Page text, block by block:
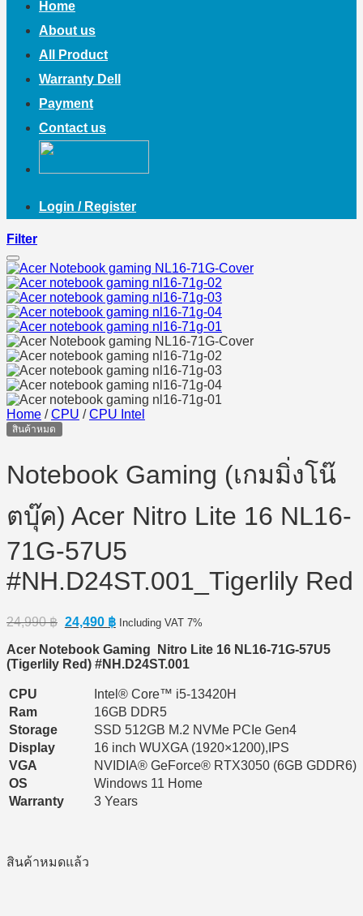
Home
About us
All Product
Warranty Dell
Payment
Contact us
Login / Register
Filter
Home / CPU / CPU Intel
สินค้าหมด
Notebook Gaming (เกมมิ่งโน๊
ตบุ๊ค) Acer Nitro Lite 16 NL16-
71G-57U5
#NH.D24ST.001_Tigerlily Red
24,990฿ Original
was:
24,990 ฿.
24,490 ฿Current
is:
24,490 ฿.
Including VAT 7%
Acer Notebook Gaming Nitro Lite 16 NL16-71G-57U5
(Tigerlily Red) #NH.D24ST.001
CPU
Intel® Core™ i5-13420H
Ram
16GB DDR5
Storage
SSD 512GB M.2 NVMe PCIe Gen4
Display
16 inch WUXGA (1920×1200),IPS
VGA
NVIDIA® GeForce® RTX3050 (6GB GDDR6)
OS
Windows 11 Home
Warranty
3 Years
สินค้าหมดแล้ว